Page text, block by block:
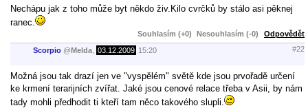
Nechápu jak z toho může byt někdo živ.Kilo cvrčků by stálo asi pěknej
ranec.
Souhlasím (+0) Nesouhlasím (-0) Odpovědět
Scorpio @ Melda 03.12.2009 15:20 #22
Možná jsou tak drazí jen ve "vyspělém" světě kde jsou prvořadě určení
ke krmení terarijních zvířat. Jaké jsou cenové relace třeba v Asii, by nám
tady mohli předhodit ti kteří tam něco takového slupli.